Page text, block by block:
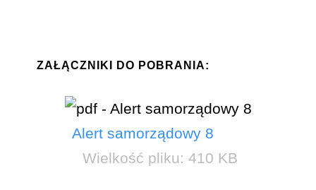
ZAŁĄCZNIKI DO POBRANIA:
Alert samorządowy 8
Wielkość pliku: 410 KB